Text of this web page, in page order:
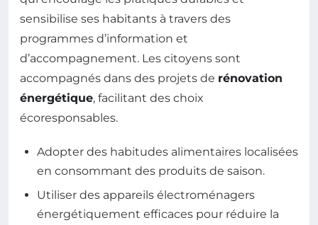
sensibilise ses habitants à travers des
programmes d’information et
d’accompagnement. Les citoyens sont
accompagnés dans des projets de rénovation
énergétique, facilitant des choix
écoresponsables.
Adopter des habitudes alimentaires localisées
en consommant des produits de saison.
Utiliser des appareils électroménagers
énergétiquement efficaces pour réduire la